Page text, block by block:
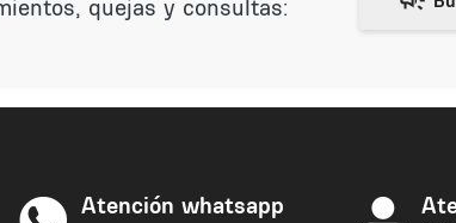
quejas y consultas:
Atención whatsapp